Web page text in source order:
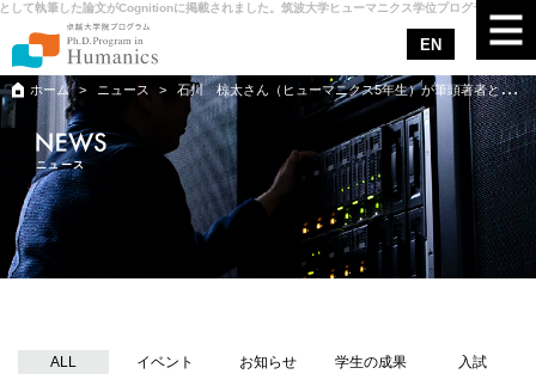
て執筆した論文がCognitionに掲載されました。筑波大学ヒューマニクス学位プログラム
EN
ニュース
ホーム ニュース 石川 椋太さん（ヒューマニクス5年生）が筆頭著者として執筆した論文がCognitionに掲載されました。
ALL イベント お知らせ 学生の成果 入試
ヒューマニクスについて
カリキュラム
サポート